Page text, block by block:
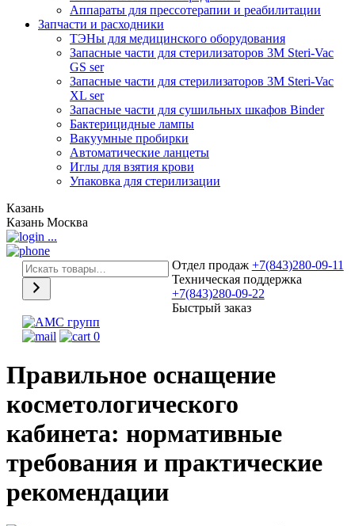
Аппараты для прессотерапии и реабилитации
Запчасти и расходники
ТЭНы для медицинского оборудования
Запасные части для стерилизаторов 3M Steri-Vac
GS ser
Запасные части для стерилизаторов 3М Steri-Vac
XL ser
Запасные части для сушильных шкафов Binder
Бактерицидные лампы
Вакуумные пробирки
Автоматические ланцеты
Иглы для взятия крови
Упаковка для стерилизации
Казань
Казань Москва
...
Отдел продаж +7(843)280-09-11
Техническая поддержка
+7(843)280-09-22
Быстрый заказ
0
Правильное оснащение
косметологического
кабинета: нормативные
требования и практические
рекомендации